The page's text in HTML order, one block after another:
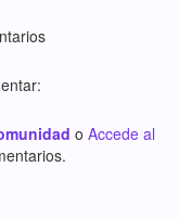
o Accede al